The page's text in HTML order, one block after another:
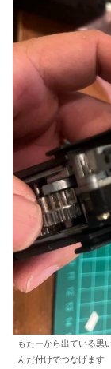
もたーから出ている黒
んだ付けでつなげます